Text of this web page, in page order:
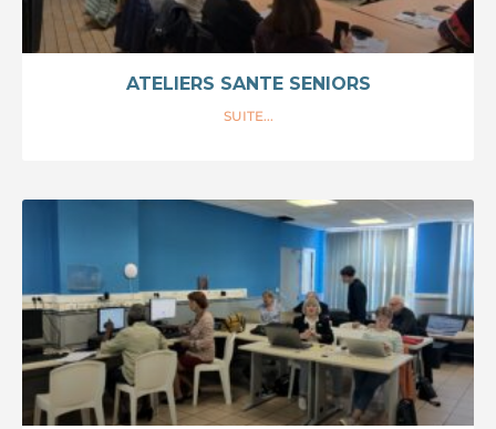
ATELIERS SANTE SENIORS
SUITE...